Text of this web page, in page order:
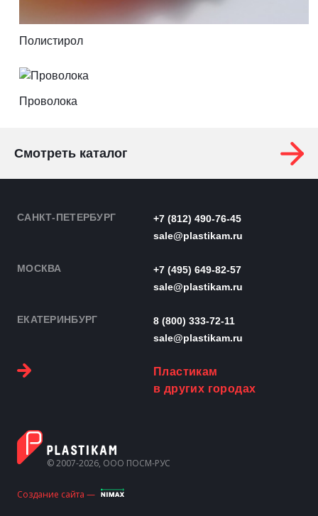
Полистирол
Проволока
Смотреть каталог
САНКТ-ПЕТЕРБУРГ
+7 (812) 490-76-45
sale@plastikam.ru
МОСКВА
+7 (495) 649-82-57
sale@plastikam.ru
ЕКАТЕРИНБУРГ
8 (800) 333-72-11
sale@plastikam.ru
Пластикам
в других городах
© 2007-2026, ООО ПОСМ-РУС
Создание сайта —